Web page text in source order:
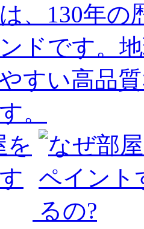
、130年の
ドです。
すい高品
。